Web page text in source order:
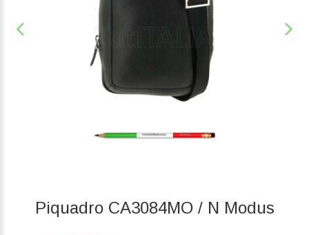
Piquadro CA3084MO / N Modus